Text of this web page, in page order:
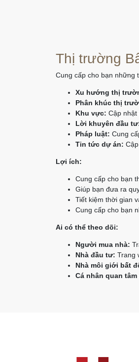
Thị trường
Cung cấp cho bạn những
Xu hướng thị
Phân khúc thị
Khu vực: Cập nhật
Lời khuyên đầu
Pháp luật: Cung
Tin tức dự án:
Lợi ích:
Cung cấp cho bạn
Giúp bạn đưa ra
Tiết kiệm thời gian
Cung cấp cho bạn
Ai có thể theo dõi:
Người mua nhà:
Nhà đầu tư: Trang
Nhà môi giới bất
Cá nhân quan